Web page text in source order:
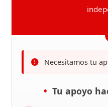
Necesitamos tu
Tu apoyo